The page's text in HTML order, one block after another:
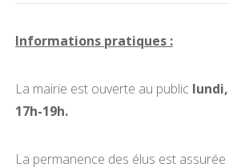
Informations pratiques :
La mairie est ouverte au public
17h-19h.
La permanence des élus est assurée